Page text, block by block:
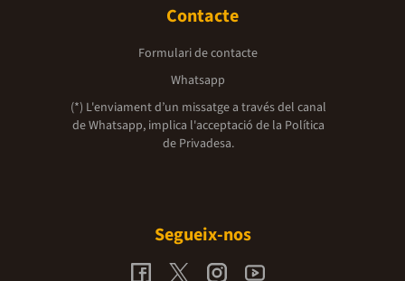
Contacte
Formulari de contacte
Whatsapp
(*) L'enviament d’un missatge a través del canal
de Whatsapp, implica l'acceptació de la Política
de Privadesa.
Segueix-nos